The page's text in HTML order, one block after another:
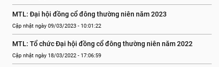
MTL: Đại hội đồng cổ đông thường niên năm 2023
Cập nhật ngày 09/03/2023 - 10:01:22
MTL: Tổ chức Đại hội đồng cổ đông thường niên năm 2022
Cập nhật ngày 18/03/2022 - 17:06:59